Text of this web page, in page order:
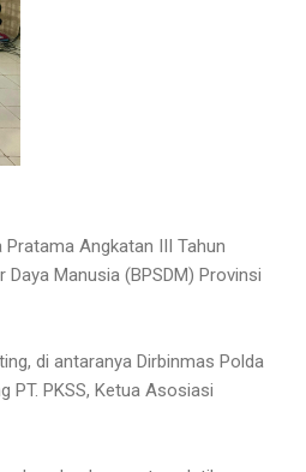
Angkatan III Tahun
Manusia (BPSDM) Provinsi
di antaranya Dirbinmas Polda
PT. PKSS, Ketua Asosiasi